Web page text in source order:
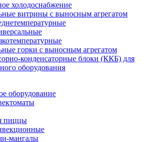
холодоснабжение
витрины с выносным агрегатом
горки с выносным агрегатом
конденсаторные блоки (ККБ) для
оборудования
оборудование
пиццы
мангалы